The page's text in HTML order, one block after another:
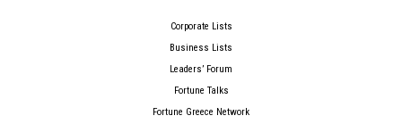
Corporate Lists
Business Lists
Leaders’ Forum
Fortune Talks
Fortune Greece Network